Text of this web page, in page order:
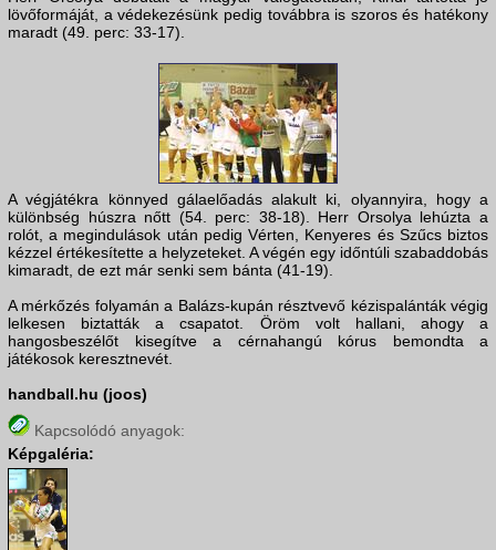
lövőformáját, a védekezésünk pedig továbbra is szoros és hatékony
maradt (49. perc: 33-17).
A végjátékra könnyed gálaelőadás alakult ki, olyannyira, hogy a
különbség húszra nőtt (54. perc: 38-18). Herr Orsolya lehúzta a
rolót, a megindulások után pedig Vérten, Kenyeres és Szűcs biztos
kézzel értékesítette a helyzeteket. A végén egy időntúli szabaddobás
kimaradt, de ezt már senki sem bánta (41-19).
A mérkőzés folyamán a Balázs-kupán résztvevő kézispalánták végig
lelkesen biztatták a csapatot. Öröm volt hallani, ahogy a
hangosbeszélőt kisegítve a cérnahangú kórus bemondta a
játékosok keresztnevét.
handball.hu (joos)
Kapcsolódó anyagok:
Képgaléria: